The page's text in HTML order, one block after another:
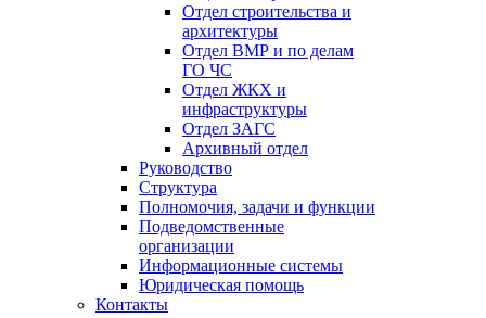
Отдел строительства и
архитектуры
Отдел ВМР и по делам
ГО ЧС
Отдел ЖКХ и
инфраструктуры
Отдел ЗАГС
Архивный отдел
Руководство
Структура
Полномочия, задачи и функции
Подведомственные
организации
Информационные системы
Юридическая помощь
Контакты